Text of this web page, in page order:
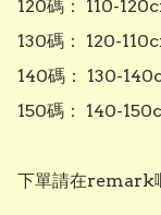
120碼： 110-
130碼： 120-
140碼： 130-
150碼： 140-
下單請在remark